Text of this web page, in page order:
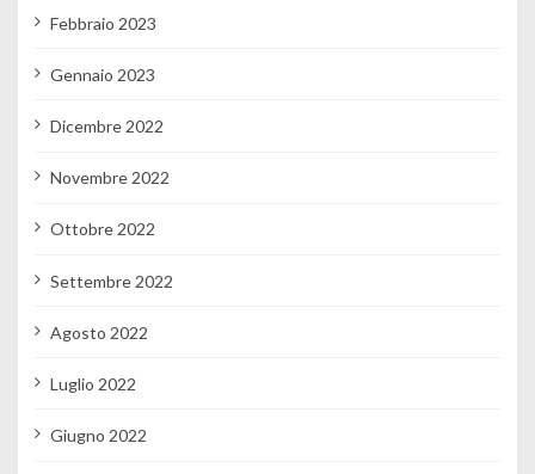
Febbraio 2023
Gennaio 2023
Dicembre 2022
Novembre 2022
Ottobre 2022
Settembre 2022
Agosto 2022
Luglio 2022
Giugno 2022